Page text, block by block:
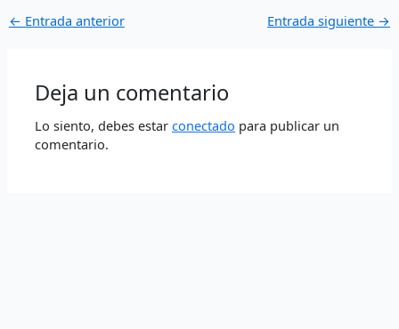
← Entrada anterior Entrada siguiente →
Deja un comentario
Lo siento, debes estarconectado para publicar un
comentario.